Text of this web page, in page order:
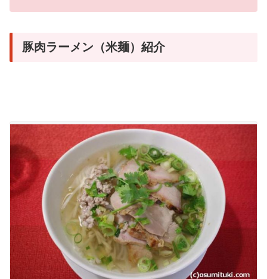
豚肉ラーメン（米麺）紹介